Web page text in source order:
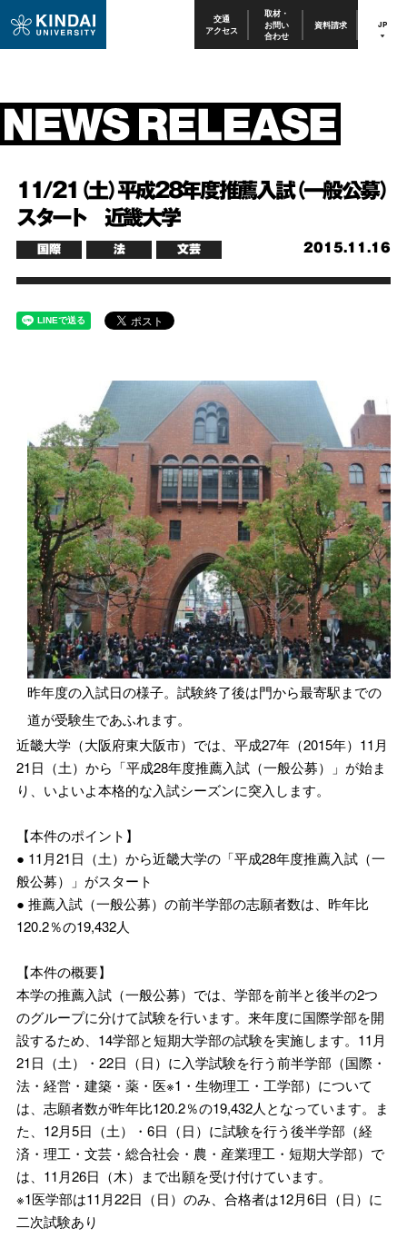
交通
アクセス
取材・
お問い
合わせ
資料請求 JP
11/21（土）平成28年度推薦入試（一般公募）
スタート 近畿大学
2015.11.16
国際 法 文芸
昨年度の入試日の様子。試験終了後は門から最寄駅までの
道が受験生であふれます。
近畿大学（大阪府東大阪市）では、平成27年（2015年）11月
21日（土）から「平成28年度推薦入試（一般公募）」が始ま
り、いよいよ本格的な入試シーズンに突入します。
【本件のポイント】
● 11月21日（土）から近畿大学の「平成28年度推薦入試（一
般公募）」がスタート
● 推薦入試（一般公募）の前半学部の志願者数は、昨年比
120.2％の19,432人
【本件の概要】
本学の推薦入試（一般公募）では、学部を前半と後半の2つ
のグループに分けて試験を行います。来年度に国際学部を開
設するため、14学部と短期大学部の試験を実施します。11月
21日（土）・22日（日）に入学試験を行う前半学部（国際・
法・経営・建築・薬・医※1・生物理工・工学部）について
は、志願者数が昨年比120.2％の19,432人となっています。ま
た、12月5日（土）・6日（日）に試験を行う後半学部（経
済・理工・文芸・総合社会・農・産業理工・短期大学部）で
は、11月26日（木）まで出願を受け付けています。
※1医学部は11月22日（日）のみ、合格者は12月6日（日）に
二次試験あり